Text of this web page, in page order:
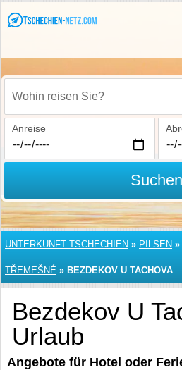
Wohin reisen Sie?
Anreise
Suchen
UNTERKUNFT TSCHECHIEN » PILSEN »
TŘEMEŠNÉ » BEZDEKOV U TACHOVA
Bezdekov U
Urlaub
Angebote für Hotel oder